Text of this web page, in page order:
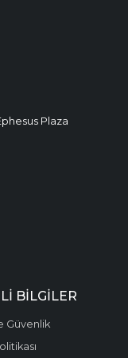
Plaza
BILGILER
Güvenlik